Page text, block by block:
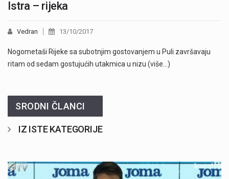
Istra – rijeka
Vedran 13/10/2017
Nogometaši Rijeke sa subotnjim gostovanjem u Puli završavaju
ritam od sedam gostujućih utakmica u nizu (više…)
SRODNI ČLANCI
IZ ISTE KATEGORIJE